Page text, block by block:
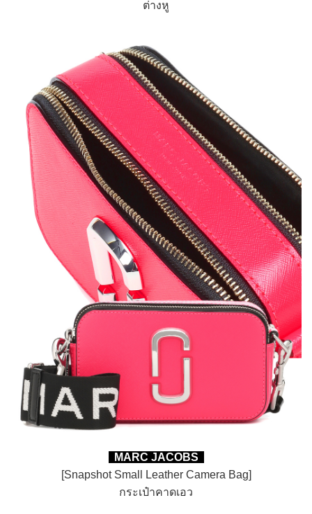
ต่างหู
MARC JACOBS
[Snapshot Small Leather Camera Bag]
กระเป๋าคาดเอว